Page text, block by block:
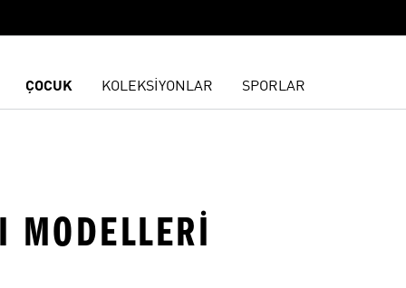
ÇOCUK KOLEKSİYONLAR SPORLAR
MODELLERI